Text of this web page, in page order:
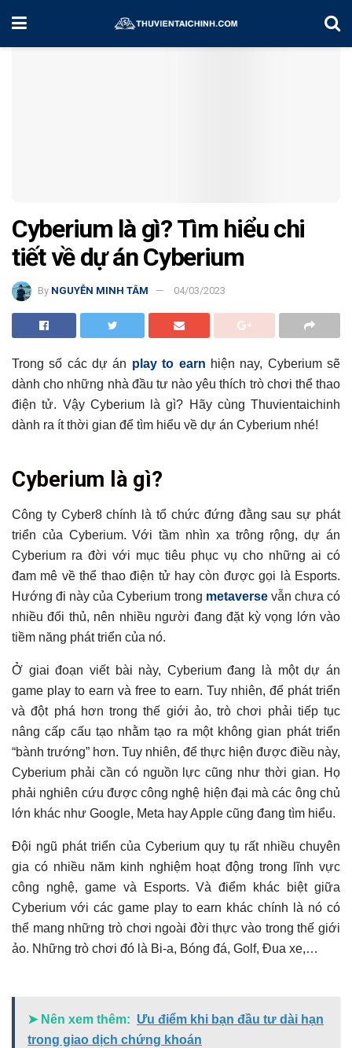
Home
Cyberium là gì? Tìm hiểu chi
tiết về dự án Cyberium
By NGUYỄN MINH TÂM 04/03/2023
Trong số các dự án play to earn hiện nay, Cyberium sẽ
dành cho những nhà đầu tư nào yêu thích trò chơi thể thao
điện tử. Vậy Cyberium là gì? Hãy cùng Thuvientaichinh
dành ra ít thời gian để tìm hiểu về dự án Cyberium nhé!
Cyberium là gì?
Đặc điểm nổi bật của Cyberium
Sử dụng đồ họa đẹp mắt
Cốt truyện trong game mang tính độc quyền
Chơi và trải nghiệm game miễn phí
Tìm hiểu chi tiết về ESPN Token và BREAK Token
Có nên đầu tư Cyberium không?
Có thể bạn chưa biết
Cyberium là gì?
Công ty Cyber8 chính là tổ chức đứng đằng sau sự phát
triển của Cyberium. Với tầm nhìn xa trông rộng, dự án
Cyberium ra đời với mục tiêu phục vụ cho những ai có
đam mê về thể thao điện tử hay còn được gọi là Esports.
Hướng đi này của Cyberium trong metaversevẫn chưa có
nhiều đối thủ, nên nhiều người đang đặt kỳ vọng lớn vào
tiềm năng phát triển của nó.
Ở giai đoạn viết bài này, Cyberium đang là một dự án
game play to earn và free to earn. Tuy nhiên, để phát triển
và đột phá hơn trong thế giới ảo, trò chơi phải tiếp tục
nâng cấp cấu tạo nhằm tạo ra một không gian phát triển
“bành trướng” hơn. Tuy nhiên, để thực hiện được điều này,
Cyberium phải cần có nguồn lực cũng như thời gian. Họ
phải nghiên cứu được công nghệ hiện đại mà các ông chủ
lớn khác như Google, Meta hay Apple cũng đang tìm hiểu.
Đội ngũ phát triển của Cyberium quy tụ rất nhiều chuyên
gia có nhiều năm kinh nghiệm hoạt động trong lĩnh vực
công nghệ, game và Esports. Và điểm khác biệt giữa
Cyberium với các game play to earn khác chính là nó có
thể mang những trò chơi ngoài đời thực vào trong thế giới
ảo. Những trò chơi đó là Bi-a, Bóng đá, Golf, Đua xe,…
➤ Nên xem thêm: Ưu điểm khi bạn đầu tư dài hạn
trong giao dịch chứng khoán